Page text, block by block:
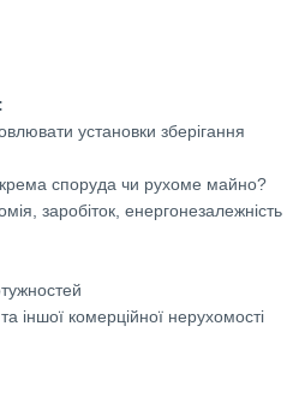
установки зберігання
споруда чи рухоме майно?
заробіток, енергонезалежність
іншої комерційної нерухомості